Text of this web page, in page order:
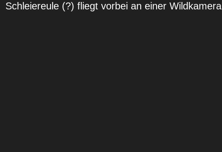
Schleiereule (?) fliegt vorbei an einer